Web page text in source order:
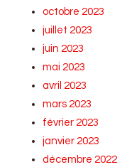
octobre 2023
juillet 2023
juin 2023
mai 2023
avril 2023
mars 2023
février 2023
janvier 2023
décembre 2022